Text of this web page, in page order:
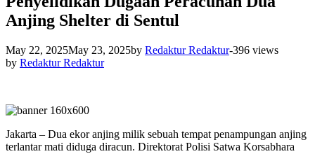
Anjing Shelter di Sentul
May 22, 2025May 23, 2025by Redaktur Redaktur-396 views
by Redaktur Redaktur
Jakarta – Dua ekor anjing milik sebuah tempat penampungan anjing
terlantar mati diduga diracun. Direktorat Polisi Satwa Korsabhara